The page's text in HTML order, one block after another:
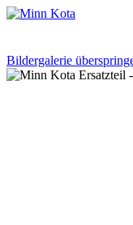
Bildergalerie